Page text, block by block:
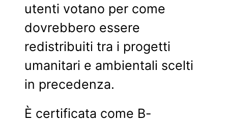
utenti votano per come
dovrebbero essere
redistribuiti tra i progetti
umanitari e ambientali scelti
in precedenza.
È certificata come B-